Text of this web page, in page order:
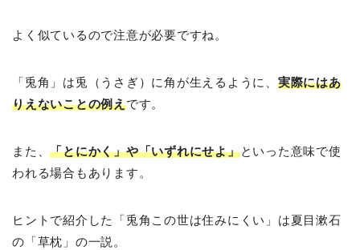
よく似ているので注意が必要ですね。
「兎角」は兎（うさぎ）に角が生えるように、 実際にはあ
りえないことの例えです。
また、「とにかく」や「いずれにせよ」といった意味で使
われる場合もあります。
ヒントで紹介した「兎角この世は住みにくい」は夏目漱石
の「草枕」の一説。